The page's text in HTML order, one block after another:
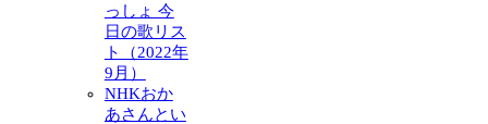
っしょ 今
日の歌リス
ト（2022年
9月）
NHKおか
あさんとい